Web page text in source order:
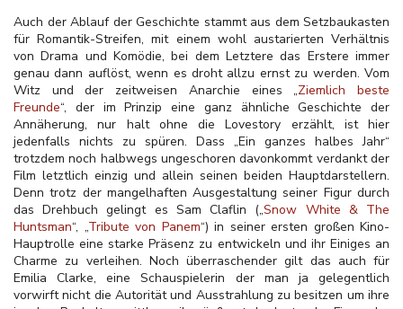
Auch der Ablauf der Geschichte stammt aus dem Setzbaukasten
für Romantik-Streifen, mit einem wohl austarierten Verhältnis
von Drama und Komödie, bei dem Letztere das Erstere immer
genau dann auflöst, wenn es droht allzu ernst zu werden. Vom
Witz und der zeitweisen Anarchie eines „Ziemlich beste
Freunde“, der im Prinzip eine ganz ähnliche Geschichte der
Annäherung, nur halt ohne die Lovestory erzählt, ist hier
jedenfalls nichts zu spüren. Dass „Ein ganzes halbes Jahr“
trotzdem noch halbwegs ungeschoren davonkommt verdankt der
Film letztlich einzig und allein seinen beiden Hauptdarstellern.
Denn trotz der mangelhaften Ausgestaltung seiner Figur durch
das Drehbuch gelingt es Sam Claflin („Snow White & The
Huntsman“, „Tribute von Panem“) in seiner ersten großen Kino-
Hauptrolle eine starke Präsenz zu entwickeln und ihr Einiges an
Charme zu verleihen. Noch überraschender gilt das auch für
Emilia Clarke, eine Schauspielerin der man ja gelegentlich
vorwirft nicht die Autorität und Ausstrahlung zu besitzen um ihre